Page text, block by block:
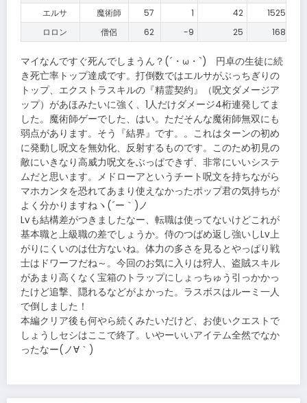
エルサ
魔術師 57 1 42
1525
ロロン
僧侶 62 -9 25 168
マイなんですぐ死んでしまうん？(´・ω・`) 円卓の生徒に続
き死亡率トップ達成です。打倒数ではエルサがぶっちぎりの
トップ、エクストラスキルの『精霊契約』（呪文ダメージア
ップ）があほみたいに強く、1人だけダメージ4桁連発してま
した。魔術師ゲーでした、はい。ただそんな魔術師無双にも
弱点があります。そう『結界』です。。これはターンの初め
に発動し呪文を無効化、反射するものです。このため初見の
敵にいきなり高威力呪文をぶっぱできず、非常にいいシステ
ムだと思います。メドローアというチート呪文を持ちながら
マホカンタを恐れてあまり使えなかったポップ君の気持ちが
よく分かりますねヽ(´ー｀)ノ
Lvも結構差がつきましたなー、転職は使ってないけどこれが
基本職と上級職の差でしょうか。侍のつばめ返し強いしLv上
がりにくいのは仕方ないね。体力の多さを見るとやっぱり戦
士はドワーフだね～。今回のお気に入りは狩人、盗賊スキル
があまり高くなく宝箱のトラップにしょっちゅう引っかかっ
たけど追撃、隠れるなどがよかった。ラスボスはルーミ一人
で倒しました！
本編クリア後も何やら続くみたいだけど、お使いクエストで
しょうしセシはここで終了。いやーいいアイテム全然でなか
ったなー(ノ∀｀)